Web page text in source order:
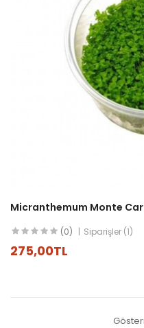
Micranthemum Monte
(0) Siparişler (1)
275,00TL